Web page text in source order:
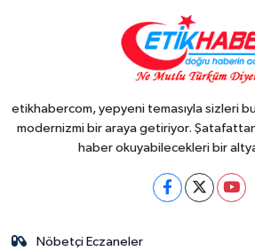
etikhabercom, yepyeni temasıyla sizleri
modernizmi bir araya getiriyor. Şatafattan
haber okuyabilecekleri bir
Nöbetçi Eczaneler